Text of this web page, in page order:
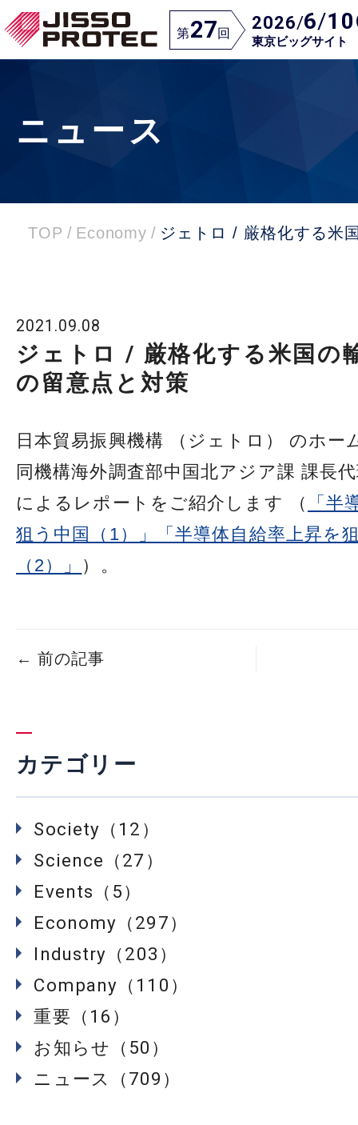
第27回 2026/6/10
東京ビッグサイト
ニュース
TOP / Economy / ジェトロ / 厳格化する米
2021.09.08
ジェトロ / 厳格化する米国の
の留意点と対策
日本貿易振興機構 （ジェトロ） のホー
同機構海外調査部中国北アジア課 課長
によるレポートをご紹介します （
「半
狙う中国（1）」
「半導体自給率上昇を
（2）」
）。
← 前の記事
カテゴリー
Society（12）
Science（27）
Events（5）
Economy（297）
Industry（203）
Company（110）
重要（16）
お知らせ（50）
ニュース（709）